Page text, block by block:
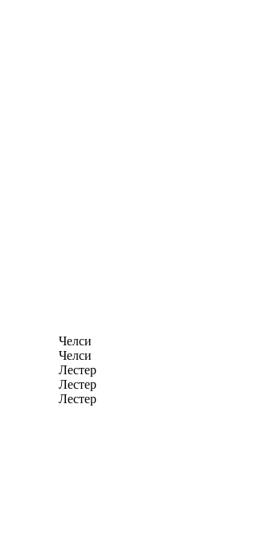
Челси
Челси
Лестер
Лестер
Лестер